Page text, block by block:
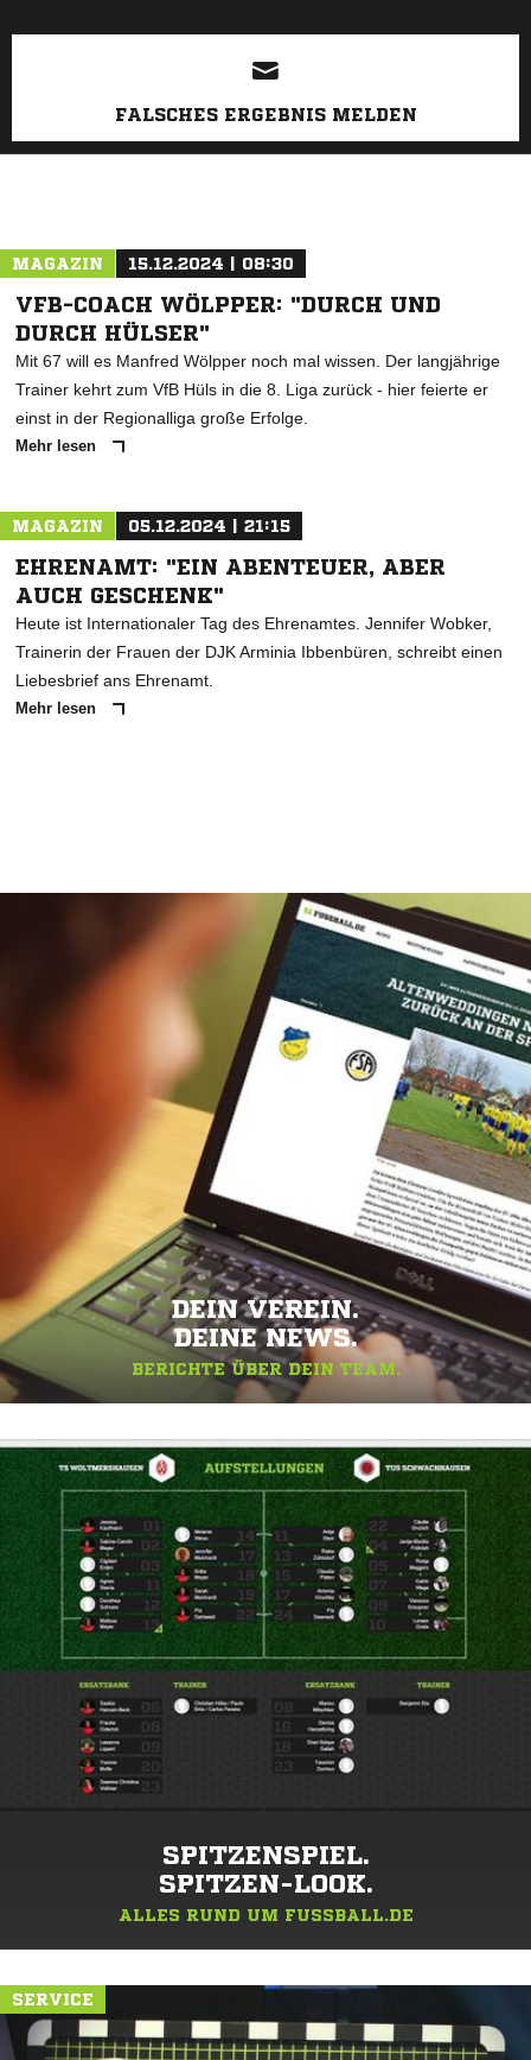
FALSCHES ERGEBNIS MELDEN
MAGAZIN 15.12.2024 | 08:30
VFB-COACH WÖLPPER: "DURCH UND
DURCH HÜLSER"
Mit 67 will es Manfred Wölpper noch mal wissen. Der langjährige
Trainer kehrt zum VfB Hüls in die 8. Liga zurück - hier feierte er
einst in der Regionalliga große Erfolge.
Mehr lesen
MAGAZIN 05.12.2024 | 21:15
EHRENAMT: "EIN ABENTEUER, ABER
AUCH GESCHENK"
Heute ist Internationaler Tag des Ehrenamtes. Jennifer Wobker,
Trainerin der Frauen der DJK Arminia Ibbenbüren, schreibt einen
Liebesbrief ans Ehrenamt.
Mehr lesen
DEIN VEREIN.
DEINE NEWS.
BERICHTE ÜBER DEIN TEAM.
SPITZENSPIEL.
SPITZEN-LOOK.
ALLES RUND UM FUSSBALL.DE
SERVICE